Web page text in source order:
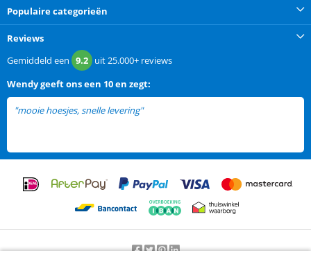
Populaire categorieën
Reviews
Gemiddeld een 9.2 uit25.000+ reviews
Wendygeeft ons een 10 en zegt:
"mooie hoesjes, snelle levering"